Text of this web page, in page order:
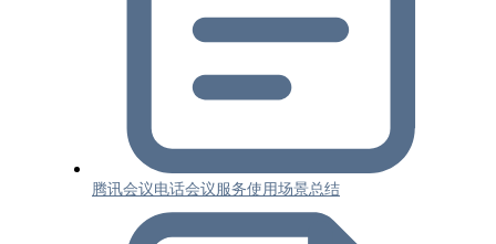
腾讯会议电话会议服务使用场景总结